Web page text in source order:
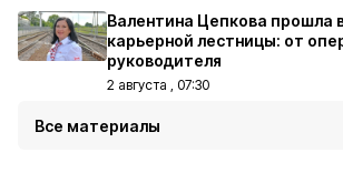
Валентина Цепкова прошла
карьерной лестницы: от
руководителя
2 августа , 07:30
Все материалы